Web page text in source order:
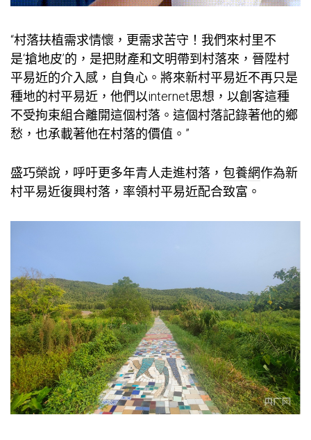
“村落扶植需求情懷，更需求苦守！我們來村里不
是‘搶地皮’的，是把財產和文明帶到村落來，晉陞村
平易近的介入感，自負心。將來新村平易近不再只是
種地的村平易近，他們以internet思想，以創客這種
不受拘束組合離開這個村落。這個村落記錄著他的鄉
愁，也承載著他在村落的價值。”
盛巧榮說，呼吁更多年青人走進村落， 包養網作為新
村平易近復興村落，率領村平易近配合致富。